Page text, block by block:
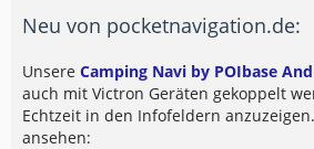
Neu von pocketnavigation.de:
Unsere Camping Navi by POIbase
auch mit Victron Geräten gekoppelt
Echtzeit in den Infofeldern
ansehen: